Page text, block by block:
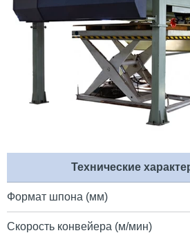
Технические
Формат шпона (мм)
Скорость конвейера (м/мин)